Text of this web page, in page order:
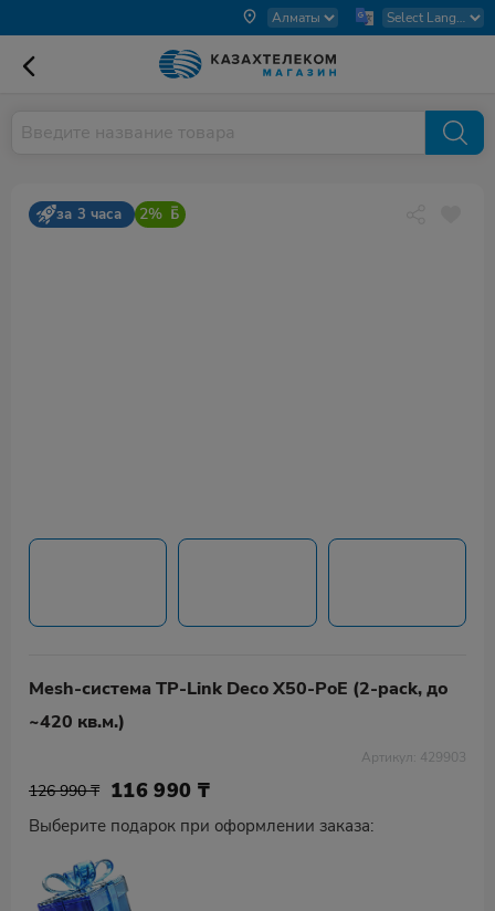
за 3 часа 2%
Mesh-система TP-Link Deco X50-PoE (2-pack, до
~420 кв.м.)
Артикул: 429903
126 990 ₸ 116 990 ₸
Выберите подарок при оформлении заказа: